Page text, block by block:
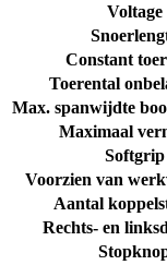
Voltage
Constant
Toerental
Max. spanwijdte
Maximaal
Softgrip
Voorzien van
Aantal
Rechts- en